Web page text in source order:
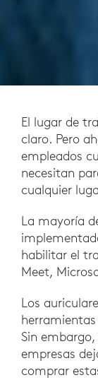
El lugar de
claro. Pero
empleados
necesitan
cualquier
La mayoría
habilitar el
Meet,
Los
Sin
empresas
comprar